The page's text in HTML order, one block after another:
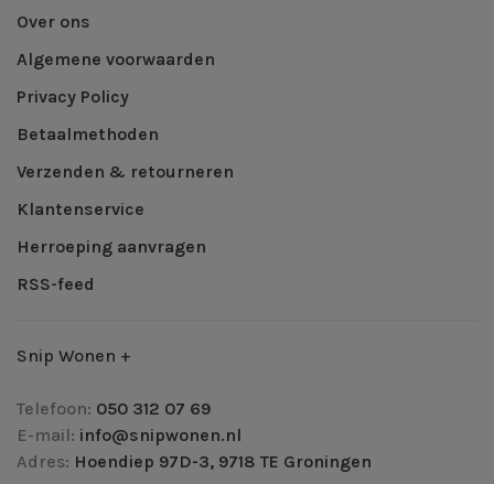
Over ons
Algemene voorwaarden
Privacy Policy
Betaalmethoden
Verzenden & retourneren
Klantenservice
Herroeping aanvragen
RSS-feed
Snip Wonen +
Telefoon: 050 312 07 69
E-mail: info@snipwonen.nl
Adres: Hoendiep 97D-3, 9718 TE Groningen